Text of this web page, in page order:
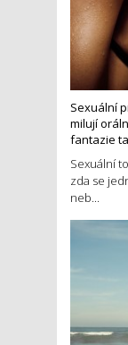
Sexuální
milují
fantazie
Sexuální
zda se
neb...